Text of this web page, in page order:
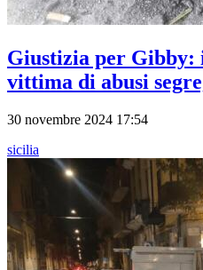
Giustizia per
vittima di abusi
30 novembre 2024 17:54
sicilia